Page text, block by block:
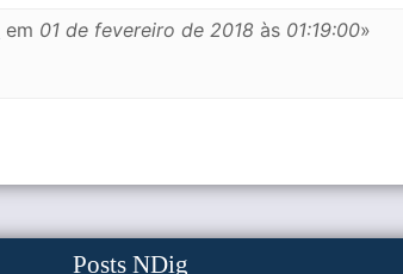
em 01 de fevereiro de 2018 às 01:19:00»
Posts NDig